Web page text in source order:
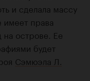
и сделала массу
имеет права
острове. Ее
будет
Сэмюэла Л.